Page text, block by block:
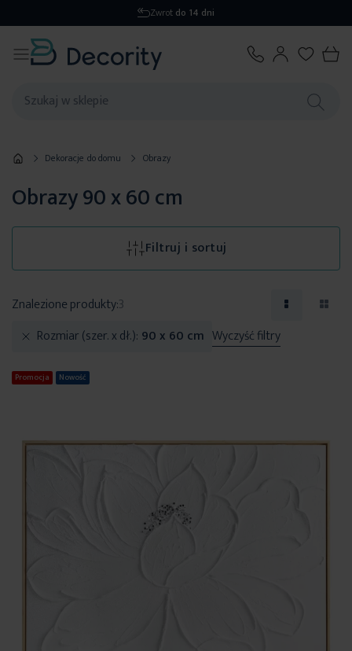
Zwrot do 14 dni
Dekoracje do domu Obrazy
Obrazy 90 x 60 cm
Filtruj i sortuj
Znalezione produkty:3
Rozmiar (szer. x dł.) 90 x 60 cm Wyczyść filtry
Promocja Nowość